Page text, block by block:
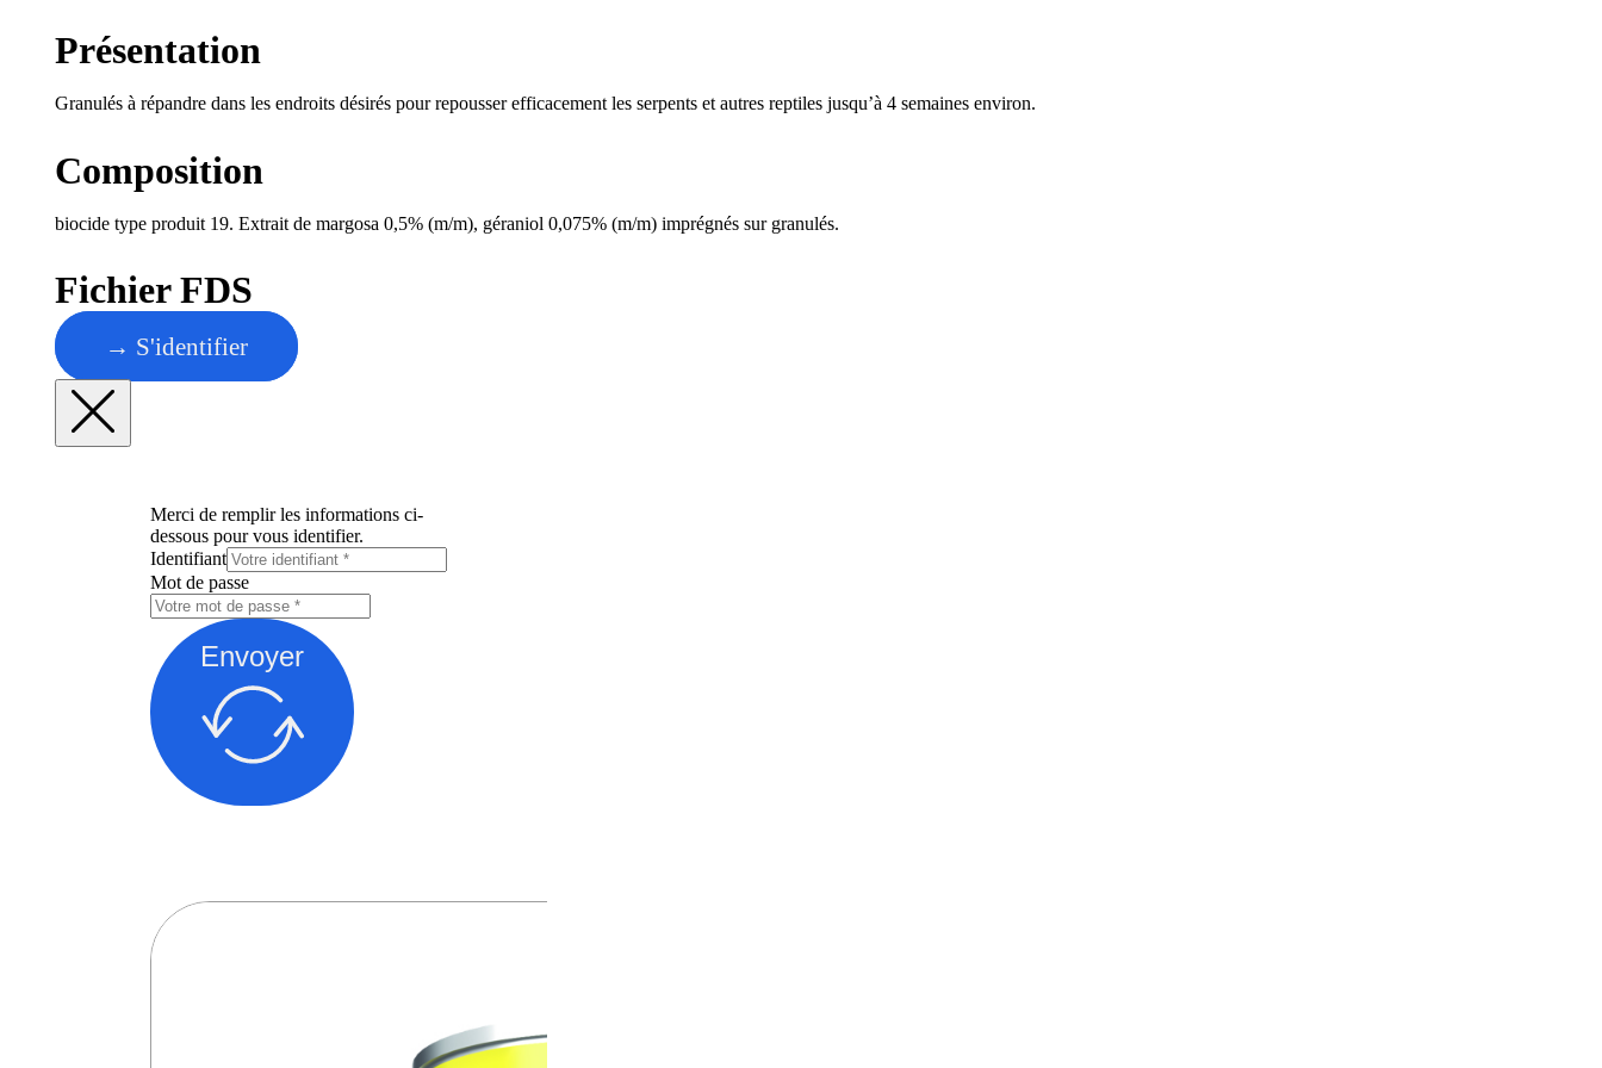
Présentation
Granulés à répandre dans les endroits désirés pour repousser efficacement les serpents et autres reptiles jusqu’à 4 semaines environ.
Composition
biocide type produit 19. Extrait de margosa 0,5% (m/m), géraniol 0,075% (m/m) imprégnés sur granulés.
Fichier FDS
→ S'identifier
Merci de remplir les informations ci-
dessous pour vous identifier.
Identifiant
Mot de passe
Envoyer